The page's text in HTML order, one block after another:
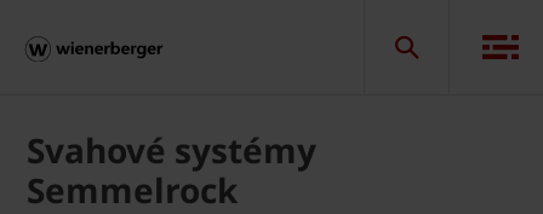
Svahové systémy
Semmelrock